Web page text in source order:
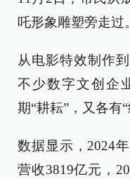
吒形象雕塑旁走过
从电影特效制作
不少数字文创企
期“耕耘”，又各有“
数据显示，2024
营收3819亿元，